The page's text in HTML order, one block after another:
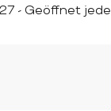
- Geöffnet